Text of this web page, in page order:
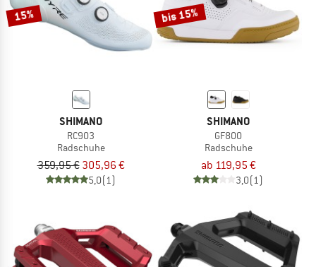
15%
SHIMANO
RC903
Radschuhe
359,95 € 305,96 €
5,0(1)
bis 15%
SHIMANO
GF800
Radschuhe
ab 119,95 €
3,0(1)